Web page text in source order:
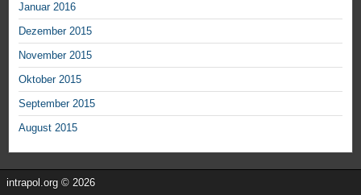
Januar 2016
Dezember 2015
November 2015
Oktober 2015
September 2015
August 2015
intrapol.org © 2026